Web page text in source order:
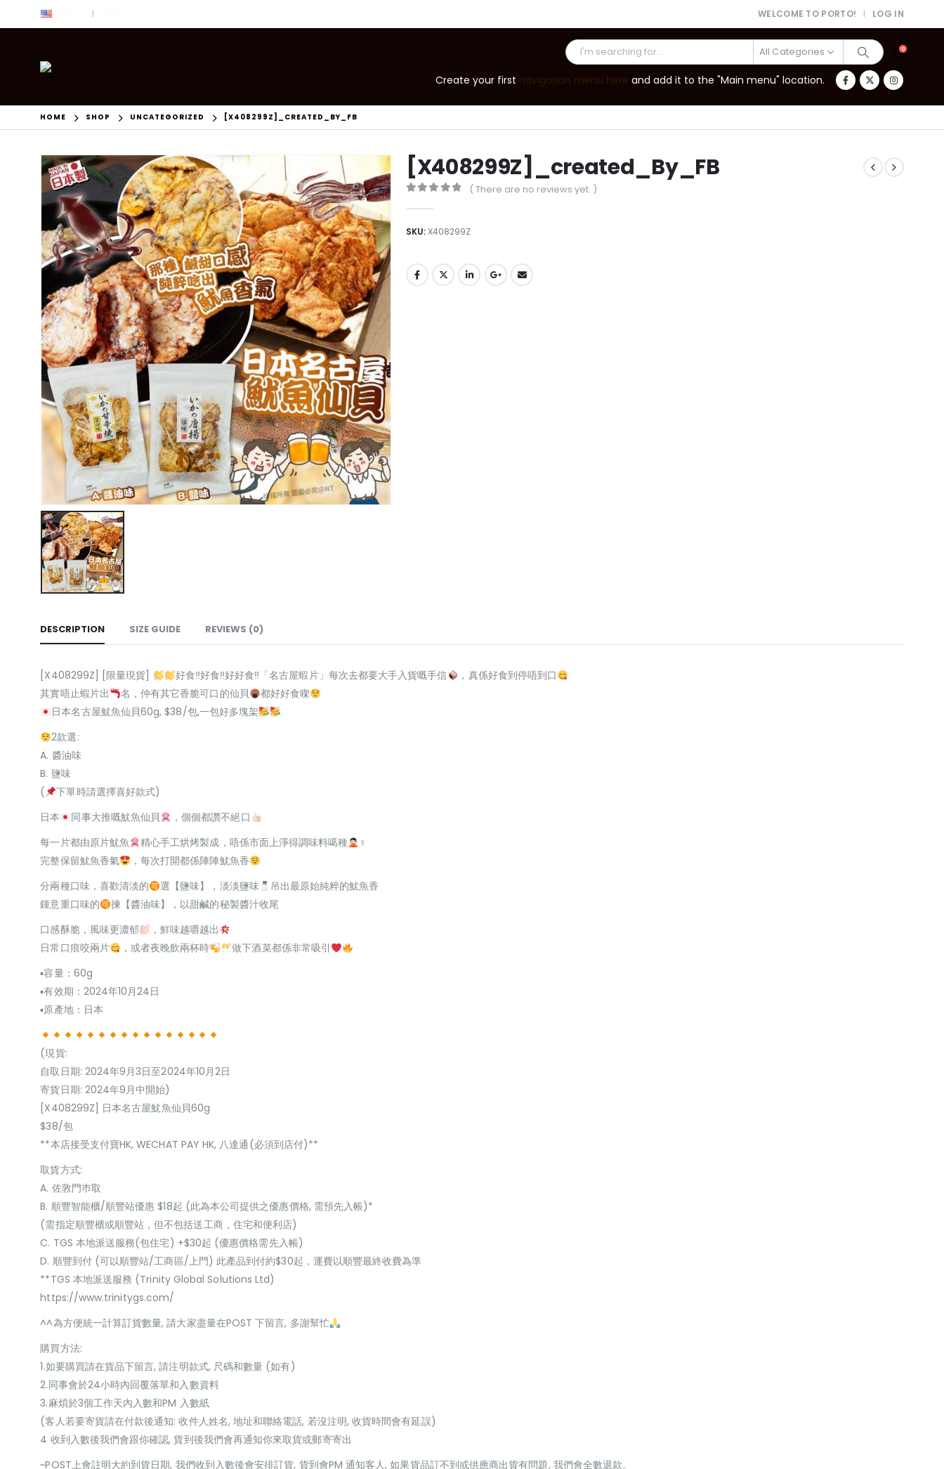
| WELCOME TO PORTO! | LOG IN
All Categories 0
Create your first navigation menu here and add it to the "Main menu" location.
HOME SHOP UNCATEGORIZED [X408299Z]_CREATED_BY_FB
[X408299Z]_created_By_FB
( There are no reviews yet. )
SKU:X408299Z
DESCRIPTION SIZE GUIDE REVIEWS (0)
[X408299Z] [限量現貨] 好食‼好食‼好好食‼「名古屋蝦片」每次去都要大手入貨嘅手信
，真係好食到停唔到口
其實唔止蝦片出
名，仲有其它香脆可口的仙貝
都好好食㗎
日本名古屋魷魚仙貝60g, $38/包,一包好多塊架
2款選:
A. 醬油味
B. 鹽味
(
下單時請選擇喜好款式)
日本
同事大推嘅魷魚仙貝
，個個都讚不絕口
每一片都由原片魷魚
精心手工烘烤製成，唔係市面上淨得調味料噶種
‍♀
完整保留魷魚香氣
，每次打開都係陣陣魷魚香
分兩種口味，喜歡清淡的
選【鹽味】，淡淡鹽味
吊出最原始純粹的魷魚香
鍾意重口味的
揀【醬油味】，以甜鹹的秘製醬汁收尾
口感酥脆，風味更濃郁
，鮮味越嚼越出
日常口痕咬兩片
，或者夜晚飲兩杯時
做下酒菜都係非常吸引
▪容量：60g
▪有效期：2024年10月24日
▪原產地：日本
(現貨:
自取日期: 2024年9月3日至2024年10月2日
寄貨日期: 2024年9月中開始)
[X408299Z] 日本名古屋魷魚仙貝60g
$38/包
**本店接受支付寶HK, WECHAT PAY HK, 八達通(必須到店付)**
取貨方式:
A. 佐敦門巿取
B. 順豐智能櫃/順豐站優惠 $18起 (此為本公司提供之優惠價格, 需預先入帳)*
(需指定順豐櫃或順豐站，但不包括送工商，住宅和便利店)
C. TGS 本地派送服務(包住宅) +$30起 (優惠價格需先入帳)
D. 順豐到付 (可以順豐站/工商區/上門) 此產品到付約$30起，運費以順豐最終收費為準
**TGS 本地派送服務 (Trinity Global Solutions Ltd)
https://www.trinitygs.com/
^^為方便統一計算訂貨數量, 請大家盡量在POST 下留言, 多謝幫忙
購買方法:
1.如要購買請在貨品下留言, 請注明款式, 尺碼和數量 (如有)
2.同事會於24小時內回覆落單和入數資料
3.麻煩於3個工作天內入數和PM 入數紙
(客人若要寄貨請在付款後通知: 收件人姓名, 地址和聯絡電話, 若沒注明, 收貨時間會有延誤)
4 收到入數後我們會跟你確認, 貨到後我們會再通知你來取貨或郵寄寄出
~POST上會註明大約到貨日期, 我們收到入數後會安排訂貨, 貨到會PM 通知客人, 如果貨品訂不到或供應商出貨有問題, 我們會全數退款。